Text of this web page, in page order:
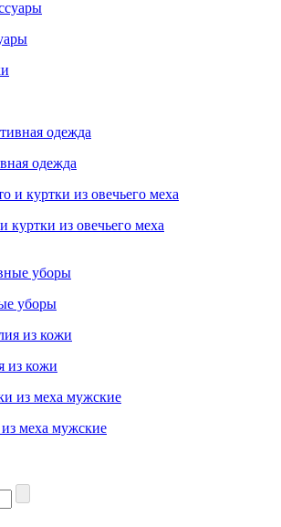
одежда
куртки из овечьего меха
уборы
из кожи
меха мужские